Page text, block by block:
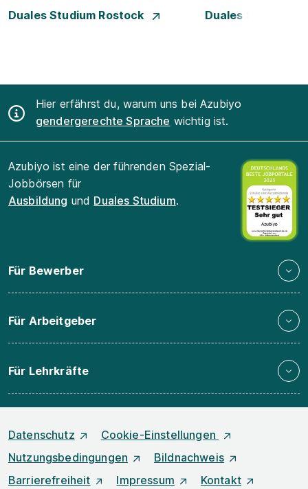
Duales Studium Rostock
Duales Studium
Hier erfährst du, warum uns bei Azubiyo
gendergerechte Sprache wichtig ist.
Azubiyo ist eine der führenden Spezial-
Jobbörsen für
Ausbildung und Duales Studium.
Für Bewerber
Für Arbeitgeber
Für Lehrkräfte
Datenschutz
Cookie-Einstellungen
Nutzungsbedingungen
Bildnachweis
Barrierefreiheit
Impressum Kontakt